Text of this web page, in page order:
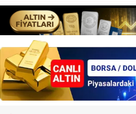
6698 sayılı Kişisel Verilerin
hazırlanmış Aydınlatma Metnimizi
ilgili mevzuata uygun olarak
almak için lütfentıklayınız.